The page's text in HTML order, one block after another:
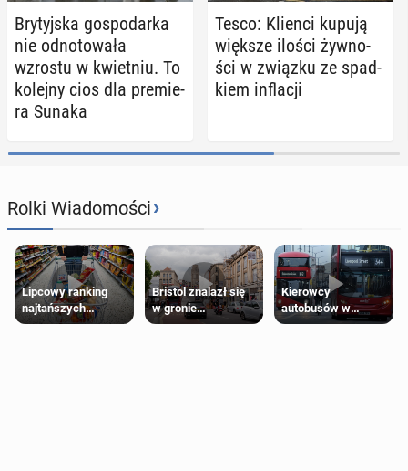
Bry­tyj­ska go­spo­dar­ka
nie od­no­to­wa­ła
wzrostu w kwiet­niu. To
kolejny cios dla pre­mie­
ra Sunaka
Tesco: Klienci kupują
większe ilości żyw­no­
ści w związku ze spad­
kiem in­fla­cji
Rolki Wiadomości›
Lipcowy ranking
najtańszych
supermarketów
Bristol znalazł się
w gronie
najlepszych
Kierowcy
autobusów w
Londynie